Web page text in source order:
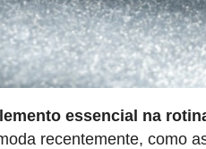
essencial na
recentemente, como